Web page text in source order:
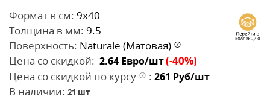
Формат в см: 9x40
Толщина в мм: 9.5
Поверхность: Naturale (Матовая)
Цена со скидкой: 2.64 Евро/шт(-40%)
Цена со скидкой по курсу
: 261 Руб/шт
В наличии: 21 шт